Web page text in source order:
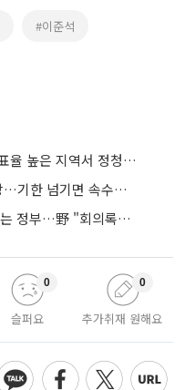
#이준석
순회경선 시도별 뜯어보니…투표율 높은 지역서 정청래 강세
경찰 수사 기다리다 피의자 석방…기한 넘기면 속수무책
"레버리지 ETF 배율 손보겠다"는 정부…野 "회의록부터 내놔야"
슬퍼요
0
추가취재 원해요
0